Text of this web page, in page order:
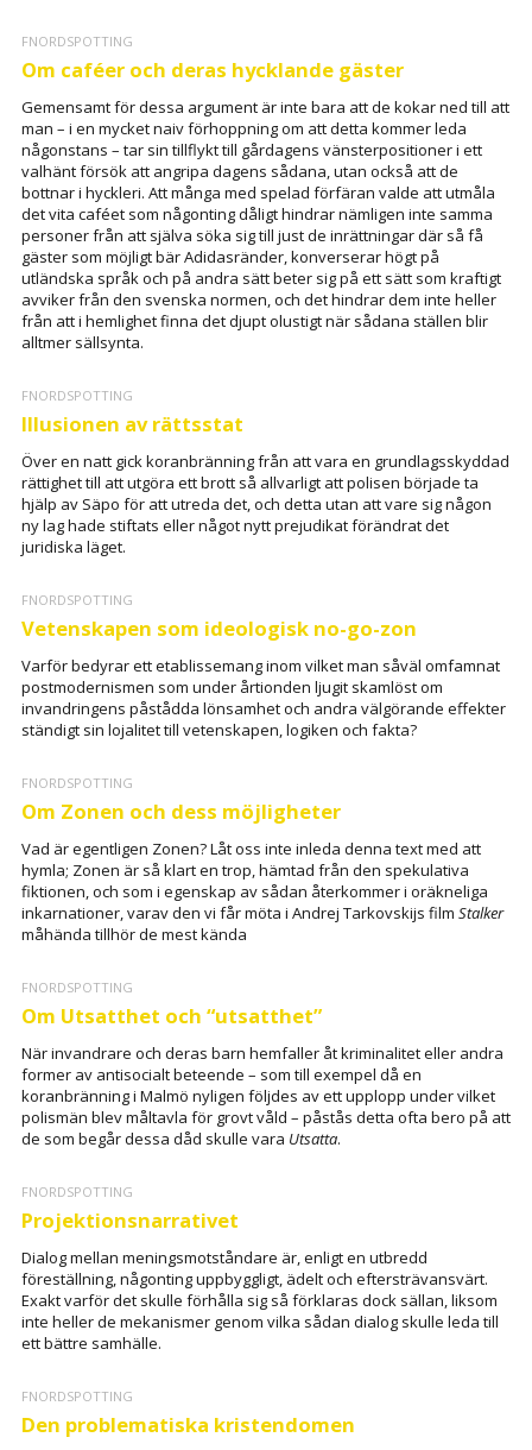
FNORDSPOTTING
Om caféer och deras hycklande gäster
Gemensamt för dessa argument är inte bara att de kokar ned till att
man – i en mycket naiv förhoppning om att detta kommer leda
någonstans – tar sin tillflykt till gårdagens vänsterpositioner i ett
valhänt försök att angripa dagens sådana, utan också att de
bottnar i hyckleri. Att många med spelad förfäran valde att utmåla
det vita caféet som någonting dåligt hindrar nämligen inte samma
personer från att själva söka sig till just de inrättningar där så få
gäster som möjligt bär Adidasränder, konverserar högt på
utländska språk och på andra sätt beter sig på ett sätt som kraftigt
avviker från den svenska normen, och det hindrar dem inte heller
från att i hemlighet finna det djupt olustigt när sådana ställen blir
alltmer sällsynta.
FNORDSPOTTING
Illusionen av rättsstat
Över en natt gick koranbränning från att vara en grundlagsskyddad
rättighet till att utgöra ett brott så allvarligt att polisen började ta
hjälp av Säpo för att utreda det, och detta utan att vare sig någon
ny lag hade stiftats eller något nytt prejudikat förändrat det
juridiska läget.
FNORDSPOTTING
Vetenskapen som ideologisk no-go-zon
Varför bedyrar ett etablissemang inom vilket man såväl omfamnat
postmodernismen som under årtionden ljugit skamlöst om
invandringens påstådda lönsamhet och andra välgörande effekter
ständigt sin lojalitet till vetenskapen, logiken och fakta?
FNORDSPOTTING
Om Zonen och dess möjligheter
Vad är egentligen Zonen? Låt oss inte inleda denna text med att
hymla; Zonen är så klart en trop, hämtad från den spekulativa
fiktionen, och som i egenskap av sådan återkommer i oräkneliga
inkarnationer, varav den vi får möta i Andrej Tarkovskijs film Stalker
måhända tillhör de mest kända
FNORDSPOTTING
Om Utsatthet och “utsatthet”
När invandrare och deras barn hemfaller åt kriminalitet eller andra
former av antisocialt beteende – som till exempel då en
koranbränning i Malmö nyligen följdes av ett upplopp under vilket
polismän blev måltavla för grovt våld – påstås detta ofta bero på att
de som begår dessa dåd skulle vara Utsatta.
FNORDSPOTTING
Projektionsnarrativet
Dialog mellan meningsmotståndare är, enligt en utbredd
föreställning, någonting uppbyggligt, ädelt och eftersträvansvärt.
Exakt varför det skulle förhålla sig så förklaras dock sällan, liksom
inte heller de mekanismer genom vilka sådan dialog skulle leda till
ett bättre samhälle.
FNORDSPOTTING
Den problematiska kristendomen